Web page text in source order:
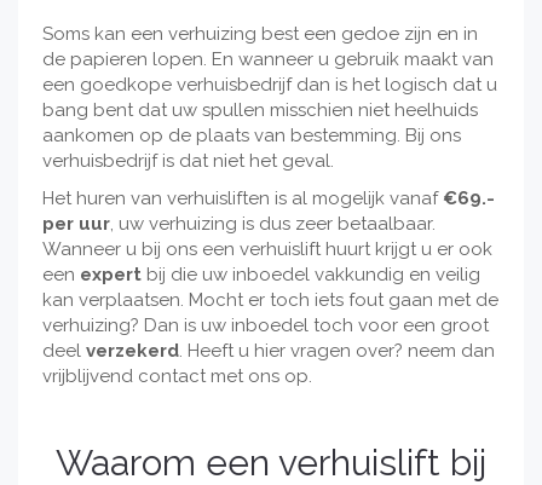
Soms kan een verhuizing best een gedoe zijn en in
de papieren lopen. En wanneer u gebruik maakt van
een goedkope verhuisbedrijf dan is het logisch dat u
bang bent dat uw spullen misschien niet heelhuids
aankomen op de plaats van bestemming. Bij ons
verhuisbedrijf is dat niet het geval.
Het huren van verhuisliften is al mogelijk vanaf €69.-
per uur, uw verhuizing is dus zeer betaalbaar.
Wanneer u bij ons een verhuislift huurt krijgt u er ook
een expert bij die uw inboedel vakkundig en veilig
kan verplaatsen. Mocht er toch iets fout gaan met de
verhuizing? Dan is uw inboedel toch voor een groot
deel verzekerd. Heeft u hier vragen over? neem dan
vrijblijvend contact met ons op.
Waarom een verhuislift bij